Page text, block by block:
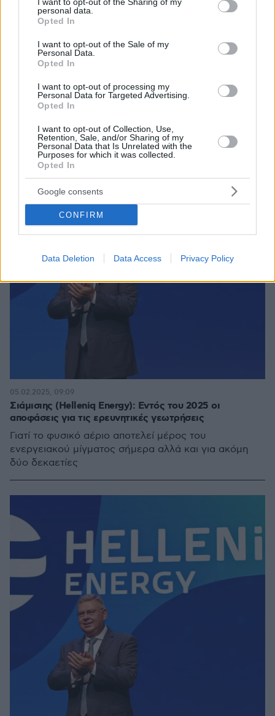
grant or deny consent to Google and its third-party tags to
use your data for below specified purposes in below Google
consent section.
personal data.
Opted In
I want to opt-out of the Sale of my
Personal Data.
Opted In
I want to opt-out of processing my
Personal Data for Targeted Advertising.
Opted In
I want to opt-out of Collection, Use,
Retention, Sale, and/or Sharing of my
Personal Data that Is Unrelated with the
Purposes for which it was collected.
Opted In
Google consents
CONFIRM
Data Deletion Data Access Privacy Policy
Ηelleniq Energy: Απόφαση για γεωτρύπανα σε ένα
εξάμηνο στην Κρήτη – Από 60 έως 80 εκατ. το κόστος
Στο δεύτερο τρίμηνο η απόκτηση του 50% της
Elpedison, το νέο πλάνο για επενδύσεις στις ΑΠΕ - Τι
διοίκηση
Σιάμισιης (Helleniq Energy): Εντός του 2025 οι
αποφάσεις για τις ερευνητικές γεωτρήσεις
Γιατί το φυσικό αέριο αποτελεί μέρος του
ενεργειακού μίγματος σήμερα αλλά και για ακόμη
δύο δεκαετίες
05.02.2025, 09:09